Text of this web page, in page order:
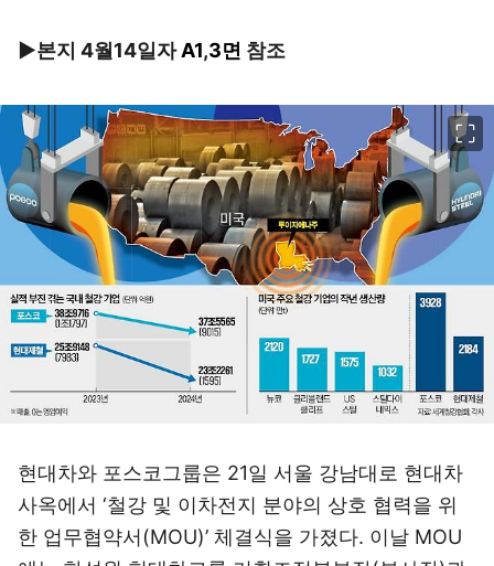
▶본지 4월14일자A1,3면 참조
현대차와 포스코그룹은 21일 서울 강남대로 현대차
사옥에서 ‘철강 및 이차전지 분야의 상호 협력을 위
한 업무협약서(MOU)’ 체결식을 가졌다. 이날 MOU